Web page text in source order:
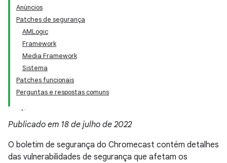
Anúncios
Patches de segurança
AMLogic
Framework
Media Framework
Sistema
Patches funcionais
Perguntas e respostas comuns
Publicado em 18 de julho de 2022
O boletim de segurança do Chromecast contém detalhes
das vulnerabilidades de segurança que afetam os